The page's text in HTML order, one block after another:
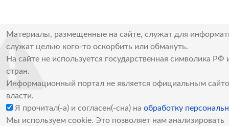
Материалы, размещенные на сайте, служат для
служат целью кого-то оскорбить или обмануть.
На сайте не используется государственная символика РФ
стран.
Информационный портал не является официальным
власти.
Я прочитал(-а) и согласен(-сна) на обработку
Мы используем cookie. Это позволяет нам анализировать